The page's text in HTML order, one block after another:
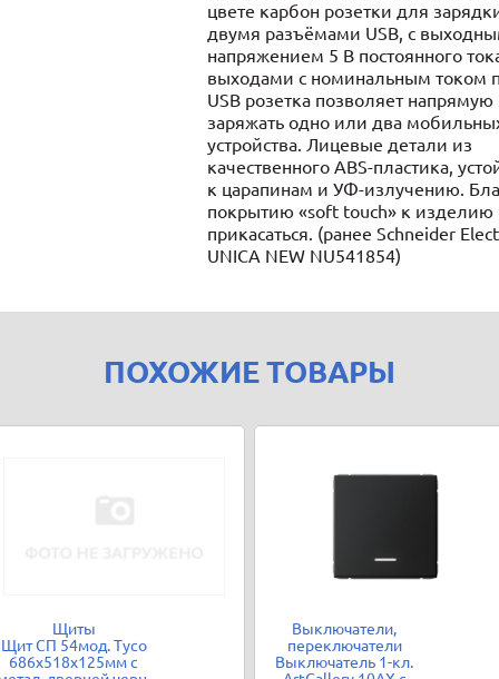
цвете карбон розетки для
двумя разъёмами USB, с
напряжением 5 В постоянного
выходами с номинальным током
USB розетка позволяет напрямую
заряжать одно или два
устройства. Лицевые детали из
качественного ABS-пластика,
к царапинам и УФ-излучению.
покрытию «soft touch» к изделию
прикасаться. (ранее Schneider
UNICA NEW NU541854)
ПОХОЖИЕ ТОВАРЫ
Щиты
Щит СП 54мод. Тусо
686х518х125мм с
Выключатели,
переключатели
Выключатель 1-кл.